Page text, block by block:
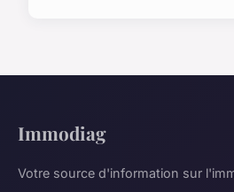
Immodiag
Votre source d'information sur